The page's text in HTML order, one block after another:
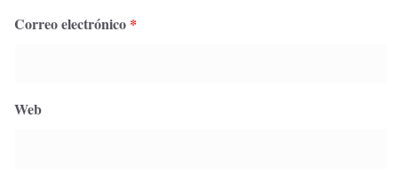
Correo electrónico *
Web